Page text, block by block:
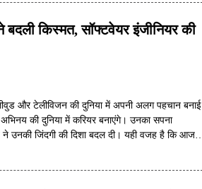
किस्मत, सॉफ्टवेयर इंजीनियर की
और टेलीविजन की दुनिया में अपनी अलग पहचान बनाई
की दुनिया में करियर बनाएंगे। उनका सपना
उनकी जिंदगी की दिशा बदल दी। यही वजह है कि आज